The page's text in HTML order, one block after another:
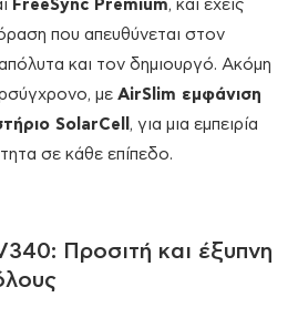
FreeSync Premium, και έχεις
που απευθύνεται στον
και τον δημιουργό. Ακόμη
με AirSlim εμφάνιση
SolarCell , για μια εμπειρία
σε κάθε επίπεδο.
Προσιτή και έξυπνη